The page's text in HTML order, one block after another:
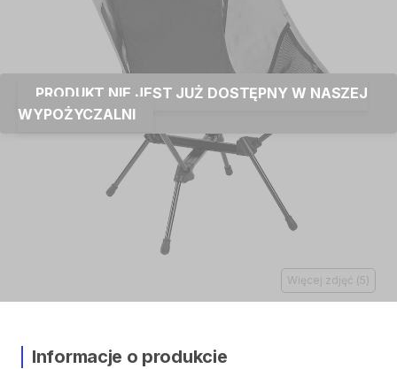
PRODUKT NIE JEST JUŻ DOSTĘPNY W NASZEJ
WYPOŻYCZALNI
Więcej zdjęć (5 )
Informacje o produkcie